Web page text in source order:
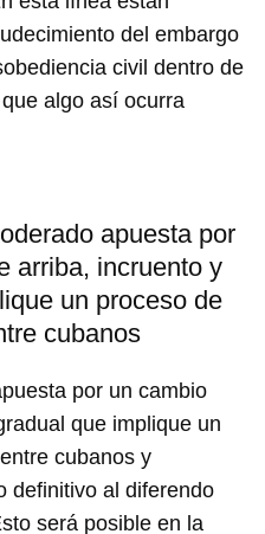
del embargo
civil dentro de
algo así ocurra
apuesta por
arriba, incruento y
un proceso de
cubanos
por un cambio
que implique un
cubanos y
definitivo al diferendo
será posible en la